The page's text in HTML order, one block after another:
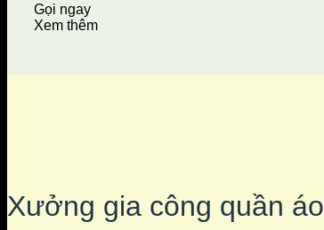
Gọi ngay
Xem thêm
Xưởng gia công quần áo